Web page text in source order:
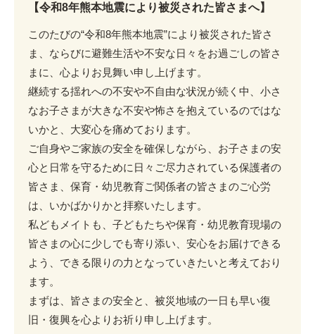
【令和8年熊本地震により被災された皆さまへ】
このたびの“令和8年熊本地震”により被災された皆さ
ま、ならびに避難生活や不安な日々をお過ごしの皆さ
まに、心よりお見舞い申し上げます。
継続する揺れへの不安や不自由な状況が続く中、小さ
なお子さまが大きな不安や怖さを抱えているのではな
いかと、大変心を痛めております。
ご自身やご家族の安全を確保しながら、お子さまの安
心と日常を守るために日々ご尽力されている保護者の
皆さま、保育・幼児教育ご関係者の皆さまのご心労
は、いかばかりかと拝察いたします。
私どもメイトも、子どもたちや保育・幼児教育現場の
皆さまの心に少しでも寄り添い、安心をお届けできる
よう、できる限りの力となっていきたいと考えており
ます。
まずは、皆さまの安全と、被災地域の一日も早い復
旧・復興を心よりお祈り申し上げます。